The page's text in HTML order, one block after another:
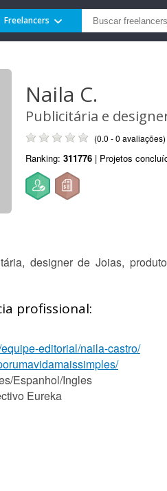
Freelancers
Naila C.
Publicitária e
(0.0 - 0 avaliações)
Ranking: 311776 | Projetos
designer de Joias,
profissional:
editorial/naila-castro/
Espanhol/Ingles
Eureka